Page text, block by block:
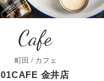
Cafe
町田 / カフェ
01CAFE 金井店